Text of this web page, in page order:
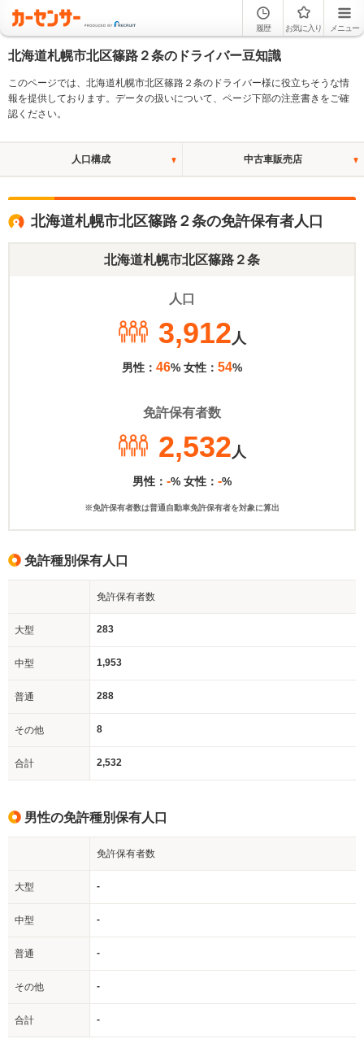
履歴 お気に入り メニュー
北海道札幌市北区篠路２条のドライバー豆知識
このページでは、北海道札幌市北区篠路２条のドライバー様に役立ちそうな情
報を提供しております。データの扱いについて、ページ下部の注意書きをご確
認ください。
人口構成 中古車販売店
北海道札幌市北区篠路２条の免許保有者人口
北海道札幌市北区篠路２条
人口
3,912人
男性： 46% 女性： 54%
免許保有者数
2,532人
男性： -% 女性： -%
※免許保有者数は普通自動車免許保有者を対象に算出
免許種別保有人口
免許保有者数
大型 283
中型 1,953
普通 288
その他 8
合計 2,532
男性の免許種別保有人口
免許保有者数
大型 -
中型 -
普通 -
その他 -
合計 -